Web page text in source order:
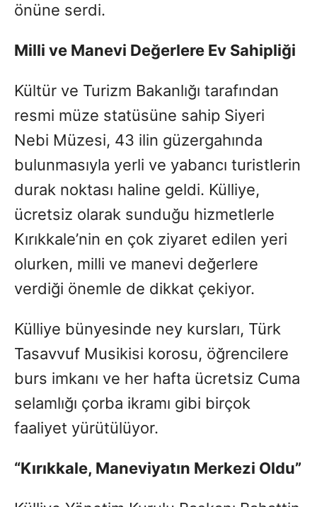
önüne serdi.
Milli ve Manevi Değerlere Ev Sahipliği
Kültür ve Turizm Bakanlığı tarafından
resmi müze statüsüne sahip Siyeri
Nebi Müzesi, 43 ilin güzergahında
bulunmasıyla yerli ve yabancı turistlerin
durak noktası haline geldi. Külliye,
ücretsiz olarak sunduğu hizmetlerle
Kırıkkale’nin en çok ziyaret edilen yeri
olurken, milli ve manevi değerlere
verdiği önemle de dikkat çekiyor.
Külliye bünyesinde ney kursları, Türk
Tasavvuf Musikisi korosu, öğrencilere
burs imkanı ve her hafta ücretsiz Cuma
selamlığı çorba ikramı gibi birçok
faaliyet yürütülüyor.
“Kırıkkale, Maneviyatın Merkezi Oldu”